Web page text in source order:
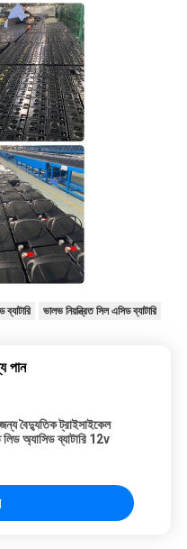
ব্যাটারি ভালভ নিয়ন্ত্রিত সিল এসিড ব্যাটারি
পান
বৈদ্যুতিক ট্রাইসাইকেল
অ্যাসিড ব্যাটারি 12v